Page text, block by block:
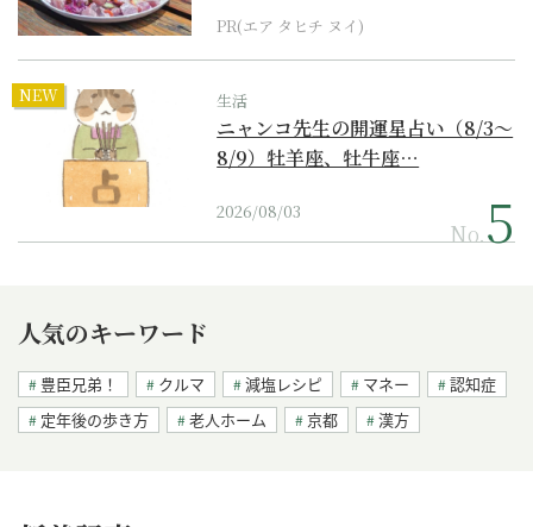
PR(エア タヒチ ヌイ)
NEW 生活
ニャンコ先生の開運星占い（8/3～
8/9）牡羊座、牡牛座…
2026/08/03
No.
人気のキーワード
豊臣兄弟！ クルマ 減塩レシピ マネー
認知症
定年後の歩き方
老人ホーム 京都 漢方